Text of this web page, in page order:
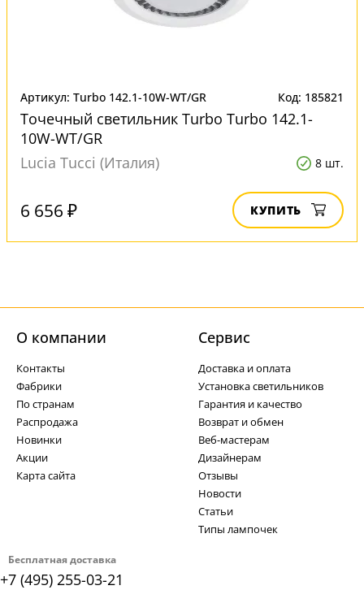
Артикул: Turbo 142.1-10W-WT/GR Код: 185821
Точечный светильник Turbo Turbo 142.1-
10W-WT/GR
Lucia Tucci (Италия)
8 шт.
6 656 ₽ КУПИТЬ
Бесплатная доставка
+7 (495) 255-03-21
О компании
Контакты
Фабрики
По странам
Распродажа
Новинки
Акции
Карта сайта
Cервис
Доставка и оплата
Установка светильников
Гарантия и качество
Возврат и обмен
Веб-мастерам
Дизайнерам
Отзывы
Новости
Статьи
Типы лампочек